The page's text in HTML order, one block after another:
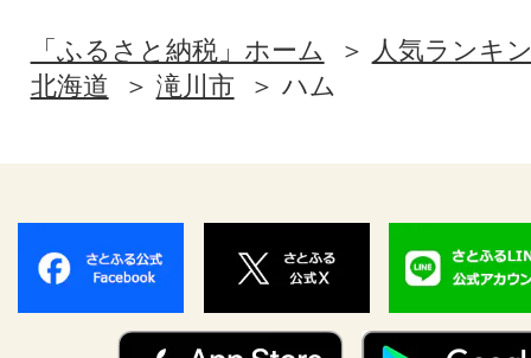
「ふるさと納税」ホーム
人気ランキ
北海道
滝川市 ハム